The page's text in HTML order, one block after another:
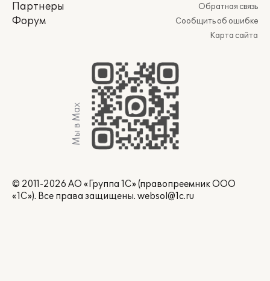
Партнеры
Форум
Обратная связь
Сообщить об ошибке
Карта сайта
Мы в Max
© 2011-2026 АО «Группа 1С» (правопреемник ООО
«1С»). Все права защищены. websol@1c.ru